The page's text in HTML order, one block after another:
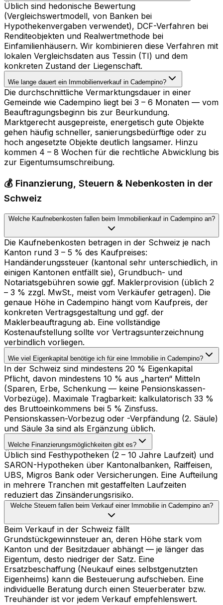
Üblich sind hedonische Bewertung
(Vergleichswertmodell, von Banken bei
Hypothekenvergaben verwendet), DCF-Verfahren bei
Renditeobjekten und Realwertmethode bei
Einfamilienhäusern. Wir kombinieren diese Verfahren mit
lokalen Vergleichsdaten aus Tessin (TI) und dem
konkreten Zustand der Liegenschaft.
Wie lange dauert ein Immobilienverkauf in Cadempino?
Die durchschnittliche Vermarktungsdauer in einer
Gemeinde wie Cadempino liegt bei 3 – 6 Monaten — vom
Beauftragungsbeginn bis zur Beurkundung.
Marktgerecht ausgepreiste, energetisch gute Objekte
gehen häufig schneller, sanierungsbedürftige oder zu
hoch angesetzte Objekte deutlich langsamer. Hinzu
kommen 4 – 8 Wochen für die rechtliche Abwicklung bis
zur Eigentumsumschreibung.
💰 Finanzierung, Steuern & Nebenkosten in der
Schweiz
Welche Kaufnebenkosten fallen beim Immobilienkauf in Cadempino an?
Die Kaufnebenkosten betragen in der Schweiz je nach
Kanton rund 3 – 5 % des Kaufpreises:
Handänderungssteuer (kantonal sehr unterschiedlich, in
einigen Kantonen entfällt sie), Grundbuch- und
Notariatsgebühren sowie ggf. Maklerprovision (üblich 2
– 3 % zzgl. MwSt., meist vom Verkäufer getragen). Die
genaue Höhe in Cadempino hängt vom Kaufpreis, der
konkreten Vertragsgestaltung und ggf. der
Maklerbeauftragung ab. Eine vollständige
Kostenaufstellung sollte vor Vertragsunterzeichnung
verbindlich vorliegen.
Wie viel Eigenkapital benötige ich für eine Immobilie in Cadempino?
In der Schweiz sind mindestens 20 % Eigenkapital
Pflicht, davon mindestens 10 % aus „harten“ Mitteln
(Sparen, Erbe, Schenkung — keine Pensionskassen-
Vorbezüge). Maximale Tragbarkeit: kalkulatorisch 33 %
des Bruttoeinkommens bei 5 % Zinsfuss.
Pensionskassen-Vorbezug oder -Verpfändung (2. Säule)
und Säule 3a sind als Ergänzung üblich.
Welche Finanzierungsmöglichkeiten gibt es?
Üblich sind Festhypotheken (2 – 10 Jahre Laufzeit) und
SARON-Hypotheken über Kantonalbanken, Raiffeisen,
UBS, Migros Bank oder Versicherungen. Eine Aufteilung
in mehrere Tranchen mit gestaffelten Laufzeiten
reduziert das Zinsänderungsrisiko.
Welche Steuern fallen beim Verkauf einer Immobilie in Cadempino an?
Beim Verkauf in der Schweiz fällt
Grundstückgewinnsteuer an, deren Höhe stark vom
Kanton und der Besitzdauer abhängt — je länger das
Eigentum, desto niedriger der Satz. Eine
Ersatzbeschaffung (Neukauf eines selbstgenutzten
Eigenheims) kann die Besteuerung aufschieben. Eine
individuelle Beratung durch einen Steuerberater bzw.
Treuhänder ist vor jedem Verkauf empfehlenswert.